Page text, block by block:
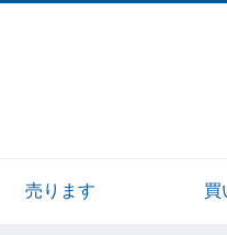
売ります 買